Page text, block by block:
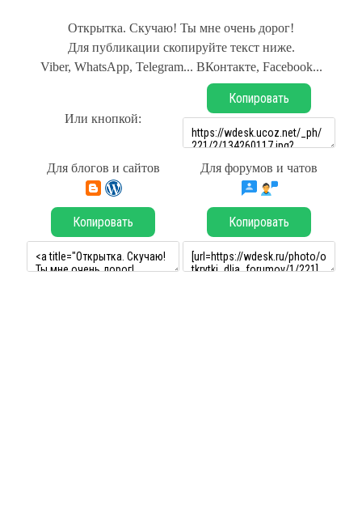
Открытка. Скучаю! Ты мне очень дорог!
Для публикации скопируйте текст ниже.
Viber, WhatsApp, Telegram... ВКонтакте, Facebook...
Или кнопкой:
Копировать
Для блогов и сайтов Для форумов и чатов
Копировать Копировать